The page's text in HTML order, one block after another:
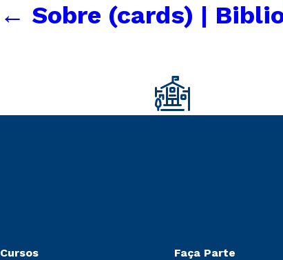
← Sobre (cards) |
Cursos Faça Parte